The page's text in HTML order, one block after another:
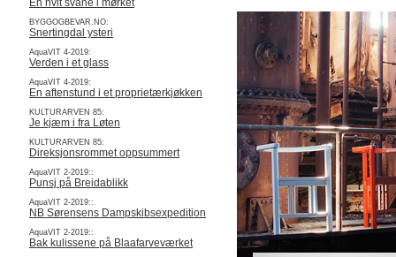
En hvit svane i mørket
BYGGOGBEVAR.NO:
Snertingdal ysteri
AquaVIT 4-2019:
Verden i et glass
AquaVIT 4-2019:
En aftenstund i et proprietærkjøkken
KULTURARVEN 85:
Je kjæm i fra Løten
KULTURARVEN 85:
Direksjonsrommet oppsummert
AquaVIT 2-2019::
Punsj på Breidablikk
AquaVIT 2-2019::
NB Sørensens Dampskibsexpedition
AquaVIT 2-2019::
Bak kulissene på Blaafarveværket